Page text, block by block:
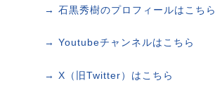
→ 石黒秀樹のプロフィールはこちら
→ Youtubeチャンネルはこちら
→ X（旧Twitter）はこちら